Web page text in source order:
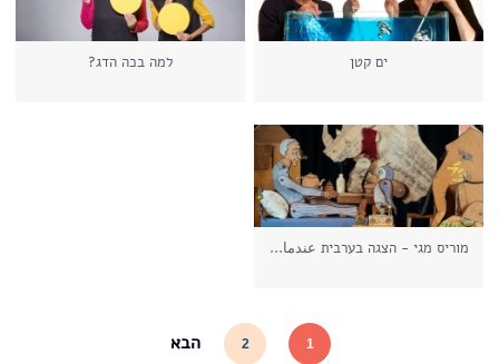
ים קטן למה בכה הדג?
מוריס מגי - הצגה בערבית عندما...
1
2 הבא